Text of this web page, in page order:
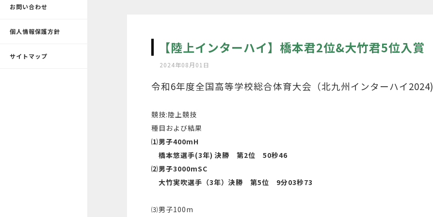
お問い合わせ
個人情報保護方針
サイトマップ
【陸上インターハイ】橋本君2位&大竹君5位入賞
2024年08月01日
令和6年度全国高等学校総合体育大会（北九州インターハイ2024)
競技:陸上競技
種目および結果
⑴男子400mH
橋本悠選手(3年) 決勝 第2位 50秒46
⑵男子3000mSC
大竹実吹選手（3年）決勝 第5位 9分03秒73
⑶男子100m